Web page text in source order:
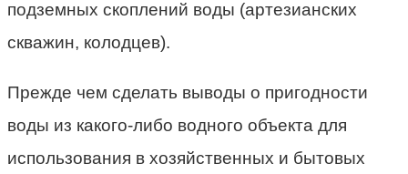
подземных скоплений воды (артезианских
скважин, колодцев).
Прежде чем сделать выводы о пригодности
воды из какого-либо водного объекта для
использования в хозяйственных и бытовых